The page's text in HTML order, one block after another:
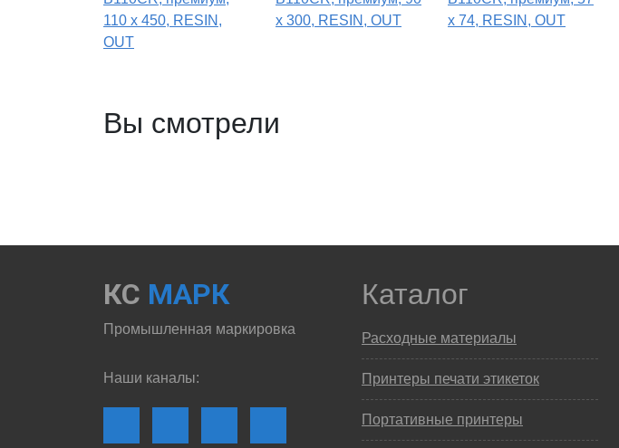
110 х 450, RESIN,
OUT
x 300, RESIN, OUT
х 74, RESIN, OUT
Вы смотрели
КС МАРК
Промышленная маркировка
Наши каналы:
Каталог
Расходные материалы
Принтеры печати этикеток
Портативные принтеры